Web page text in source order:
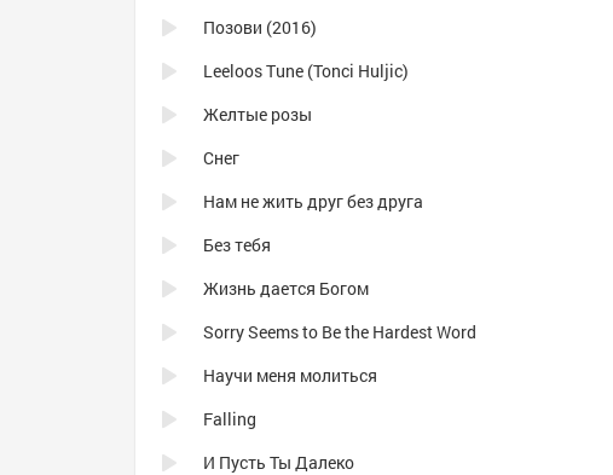
Позови (2016)
Leeloos Tune (Tonci Huljic)
Желтые розы
Снег
Нам не жить друг без друга
Без тебя
Жизнь дается Богом
Sorry Seems to Be the Hardest Word
Научи меня молиться
Falling
И Пусть Ты Далеко